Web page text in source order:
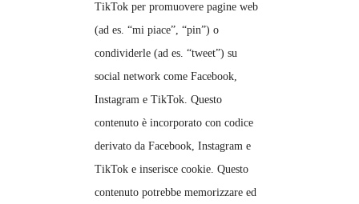
TikTok per promuovere pagine web
(ad es. “mi piace”, “pin”) o
condividerle (ad es. “tweet”) su
social network come Facebook,
Instagram e TikTok. Questo
contenuto è incorporato con codice
derivato da Facebook, Instagram e
TikTok e inserisce cookie. Questo
contenuto potrebbe memorizzare ed